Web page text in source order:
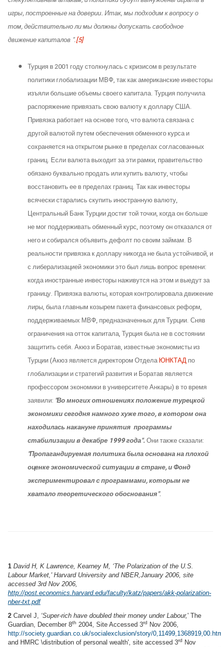
игры, построенные на доверии. Итак, мы подходим к вопросу о
том, действительно ли мы должны допускать свободное
движение капиталов ".[5]
Турция в 2001 году столкнулась с кризисом в результате
политики глобализации МВФ, так как американские инвесторы
изъяли большие объемы своего капитала. Турция получила
распоряжение привязать свою валюту к доллару США.
Привязка работает на основе того, что валюта связана с
другой валютой путем обеспечения обменного курса и
сохраняется на открытом рынке в пределах согласованных
границ. Если валюта выходит за эти рамки, правительство
обязано буквально продать или купить валюту, чтобы
восстановить ее в пределах границ. Так как инвесторы
всячески старались скупить иностранную валюту,
Центральный Банк Турции достиг той точки, когда он больше
не мог поддерживать обменный курс, поэтому он отказался от
него и собирался объявить дефолт по своим займам. В
реальности привязка к доллару никогда не была устойчивой, и
с либерализацией экономики это был лишь вопрос времени:
когда иностранные инвесторы наживутся на этом и выедут за
границу. Привязка валюты, которая контролировала движение
лиры, была главным козырем пакета финансовых реформ,
поддерживаемых МВФ, предназначенных для Турции. Сняв
ограничения на отток капитала, Турция была не в состоянии
защитить себя. Акюз и Боратав, известные экономисты из
Турции (Акюз является директором ОтделаЮНКТАД по
глобализации и стратегий развития и Боратав является
профессором экономики в университете Анкары) в то время
заявили: "Во многих отношениях положение турецкой
экономики сегодня намного хуже того, в котором она
находилась накануне принятия программы
стабилизации в декабре 1999 года". Они также сказали:
"Пропагандируемая политика была основана на плохой
оценке экономической ситуации в стране, и Фонд
экспериментировал с программами, которым не
хватало теоретического обоснования".
1 David H, K Lawrence, Kearney M, ‘The Polarization of the U.S.
Labour Market,'Harvard University and NBER,January 2006, site
accessed 3rd Nov 2006,
http://post.economics.harvard.edu/faculty/katz/papers/akk-polarization-
nber-txt.pdf
2 Carvel J, ‘Super-rich have doubled their money under Labour,' The
Guardian, December 8th 2004, Site Accessed 3rd
Nov 2006,
http://society.guardian.co.uk/socialexclusion/story/
and HMRC \distribution of personal wealth', site accessed 3rd
Nov